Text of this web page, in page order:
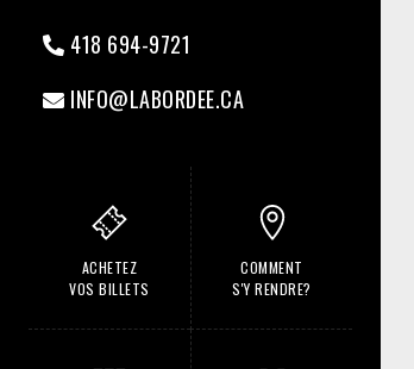
418 694-9721
INFO@LABORDEE.CA
ACHETEZ
VOS BILLETS
COMMENT
S'Y RENDRE?